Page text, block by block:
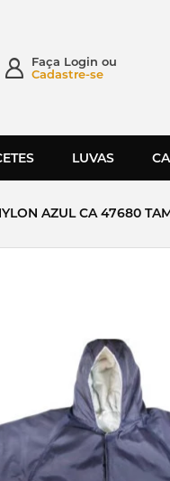
Faça Login ou
Cadastre-se
LUVAS
AZUL CA 47680